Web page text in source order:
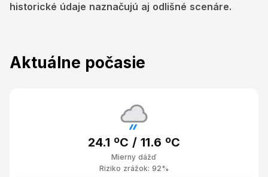
historické údaje naznačujú aj odlišné scenáre.
Aktuálne počasie
Mierny dážď
24.1 ºC / 11.6 ºC
Riziko zrážok: 92%